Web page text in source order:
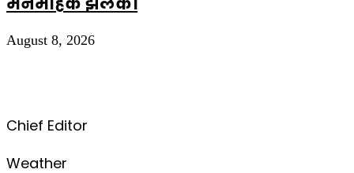
August 8, 2026
Chief Editor
Weather